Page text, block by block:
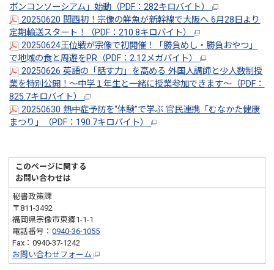
ボンコンソーシアム」始動（PDF：282キロバイト）
20250620 関西初！宗像の鮮魚が新幹線で大阪へ 6月28日より
定期輸送スタート！（PDF：210.8キロバイト）
20250624王位戦が宗像で初開催！「勝負めし・勝負おやつ」
で地域の食と周遊をPR（PDF：2.12メガバイト）
20250626 英語の「話す力」を高める 外国人講師と少人数制授
業を特別公開！～中学１年生と一緒に授業参加できます～（PDF：
825.7キロバイト）
20250630 熱中症予防を“体験”で学ぶ 官民連携「むなかた健康
まつり」（PDF：190.7キロバイト）
このページに関する
お問い合わせは
秘書政策課
〒811-3492
福岡県宗像市東郷1-1-1
電話番号：0940-36-1055
Fax：0940-37-1242
お問い合わせフォーム